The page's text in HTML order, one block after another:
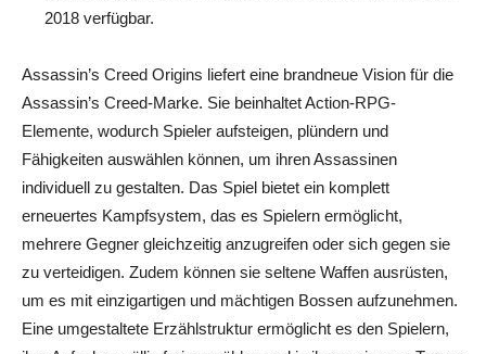
2018 verfügbar.
Assassin’s Creed Origins liefert eine brandneue Vision für die
Assassin’s Creed-Marke. Sie beinhaltet Action-RPG-
Elemente, wodurch Spieler aufsteigen, plündern und
Fähigkeiten auswählen können, um ihren Assassinen
individuell zu gestalten. Das Spiel bietet ein komplett
erneuertes Kampfsystem, das es Spielern ermöglicht,
mehrere Gegner gleichzeitig anzugreifen oder sich gegen sie
zu verteidigen. Zudem können sie seltene Waffen ausrüsten,
um es mit einzigartigen und mächtigen Bossen aufzunehmen.
Eine umgestaltete Erzählstruktur ermöglicht es den Spielern,